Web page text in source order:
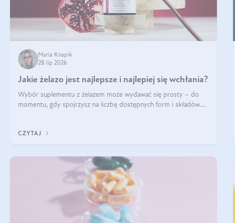
Maria Knapik
28 lip 2026
Jakie żelazo jest najlepsze i najlepiej się wchłania?
Wybór suplementu z żelazem może wydawać się prosty – do
momentu, gdy spojrzysz na liczbę dostępnych form i składów.
suplement?
CZYTAJ